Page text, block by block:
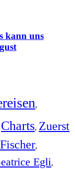
kann uns
,
Charts, Zuerst
,
Egli,